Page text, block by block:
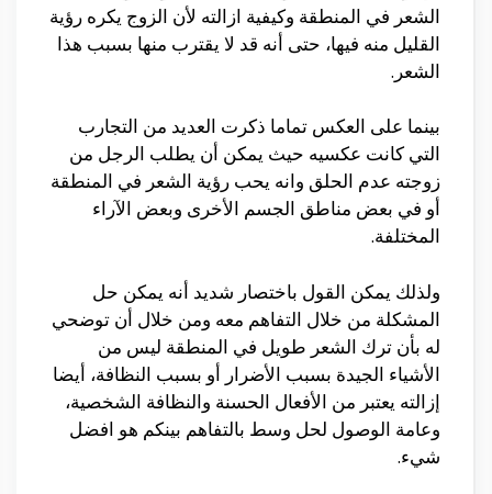
الشعر في المنطقة وكيفية ازالته لأن الزوج يكره رؤية
القليل منه فيها، حتى أنه قد لا يقترب منها بسبب هذا
الشعر.
بينما على العكس تماما ذكرت العديد من التجارب
التي كانت عكسيه حيث يمكن أن يطلب الرجل من
زوجته عدم الحلق وانه يحب رؤية الشعر في المنطقة
أو في بعض مناطق الجسم الأخرى وبعض الآراء
المختلفة.
ولذلك يمكن القول باختصار شديد أنه يمكن حل
المشكلة من خلال التفاهم معه ومن خلال أن توضحي
له بأن ترك الشعر طويل في المنطقة ليس من
الأشياء الجيدة بسبب الأضرار أو بسبب النظافة، أيضا
إزالته يعتبر من الأفعال الحسنة والنظافة الشخصية،
وعامة الوصول لحل وسط بالتفاهم بينكم هو افضل
شيء.